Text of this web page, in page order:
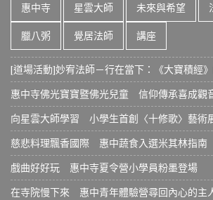
惠中寺 星雲大師 未來與希望
臘八粥 覺居法師 講座
[道場活動]妙宥法師－行在當下：《大寶積經
惠中寺佛光寶寶暨佛光兒童 信仰傳承喜成觀
向星雲大師學習 小學生首創〈十修歌〉藝術
慈悲料理飄香國際 惠中蔬食入選米其林指南
戲曲好好玩 惠中寺夏令營小學員粉墨登場
在寺院慢下來 惠中青年體驗營尋回內心的主